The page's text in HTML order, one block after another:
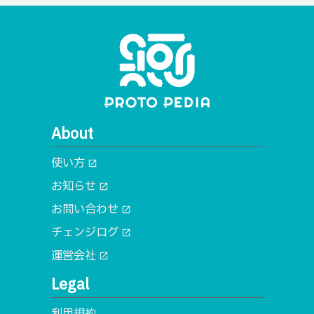
About
使い方 open_in_new
お知らせ open_in_new
お問い合わせ open_in_new
チェンジログ open_in_new
運営会社 open_in_new
Legal